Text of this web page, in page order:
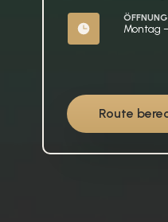
Route
Montag